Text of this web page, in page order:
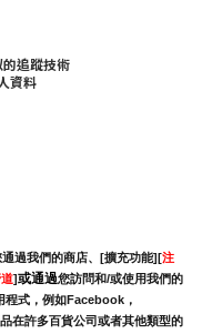
追蹤技術
資料
過我們的商店、[擴充功能][注
]或通過您訪問和/或使用我們的
程式，例如Facebook，
在許多百貨公司或者其他類型的